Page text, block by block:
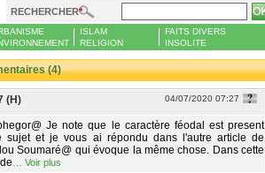
RECHERCHER
ISLAM
RELIGION
FAITS DIVERS
INSOLITE
(4)
(H) 04/07/2020 07:27
Je note que le caractère féodal est present
sujet et je vous ai répondu dans l'autre article de
Soumaré@ qui évoque la même chose. Dans cette
Voir plus